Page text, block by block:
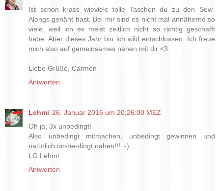
Ist schon krass wieviele tolle Taschen du zu den Sew-
Alongs genäht hast. Bei mir sind es nicht mal annähernd so
viele, weil ich es meist zeitlich nicht so richtig geschafft
habe. Aber dieses Jahr bin ich wild entschlossen. Ich freue
mich also auf gemeinsames nähen mit dir <3
Liebe Grüße, Carmen
Antworten
Lehmi 26. Januar 2016 um 20:26:00 MEZ
Oh ja, 3x unbedingt!
Also unbedingt mitmachen, unbedingt gewinnen und
natürlich un-be-dingt nähen!!! :-)
LG Lehmi
Antworten